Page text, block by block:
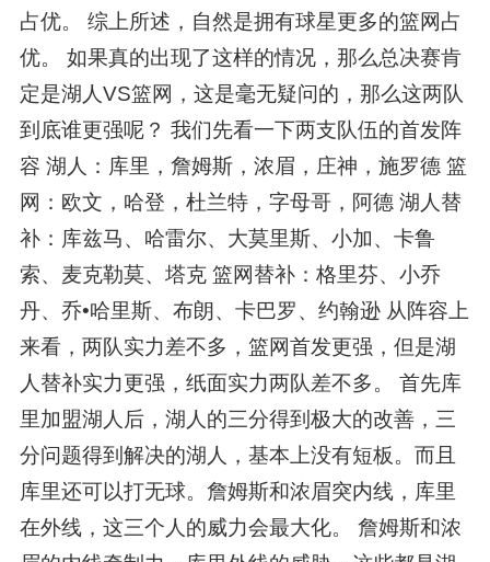
占优。 综上所述，自然是拥有球星更多的篮网占
优。 如果真的出现了这样的情况，那么总决赛肯
定是湖人VS篮网，这是毫无疑问的，那么这两队
到底谁更强呢？ 我们先看一下两支队伍的首发阵
容 湖人：库里，詹姆斯，浓眉，庄神，施罗德 篮
网：欧文，哈登，杜兰特，字母哥，阿德 湖人替
补：库兹马、哈雷尔、大莫里斯、小加、卡鲁
索、麦克勒莫、塔克 篮网替补：格里芬、小乔
丹、乔•哈里斯、布朗、卡巴罗、约翰逊 从阵容上
来看，两队实力差不多，篮网首发更强，但是湖
人替补实力更强，纸面实力两队差不多。 首先库
里加盟湖人后，湖人的三分得到极大的改善，三
分问题得到解决的湖人，基本上没有短板。而且
库里还可以打无球。詹姆斯和浓眉突内线，库里
在外线，这三个人的威力会最大化。 詹姆斯和浓